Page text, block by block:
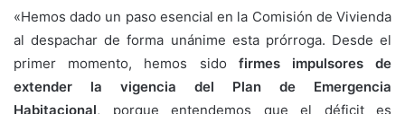
«Hemos dado un paso esencial en la Comisión de Vivienda
al despachar de forma unánime esta prórroga. Desde el
primer momento, hemos sido firmes impulsores de
extender la vigencia del Plan de Emergencia
Habitacional, porque entendemos que el déficit es